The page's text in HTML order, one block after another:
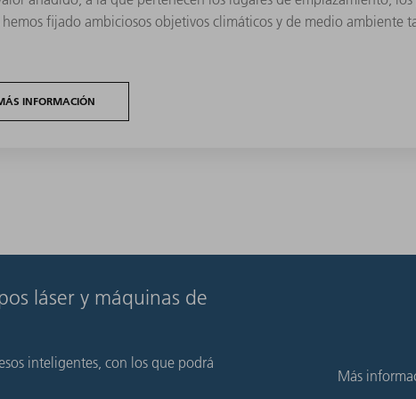
hemos fijado ambiciosos objetivos climáticos y de medio ambiente
INFORMACIÓN
láser y máquinas de
inteligentes, con los que podrá
Más